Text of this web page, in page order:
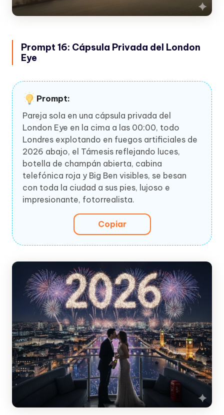
Prompt 16: Cápsula Privada del London
Eye
Prompt:
Pareja sola en una cápsula privada del
London Eye en la cima a las 00:00, todo
Londres explotando en fuegos artificiales de
2026 abajo, el Támesis reflejando luces,
botella de champán abierta, cabina
telefónica roja y Big Ben visibles, se besan
con toda la ciudad a sus pies, lujoso e
impresionante, fotorrealista.
Copiar